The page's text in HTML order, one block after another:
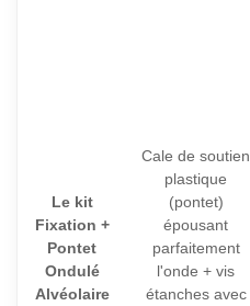
Le kit
Fixation +
Pontet
Ondulé
Alvéolaire
Cale de soutien
plastique
(pontet)
épousant
parfaitement
l'onde + vis
étanches avec